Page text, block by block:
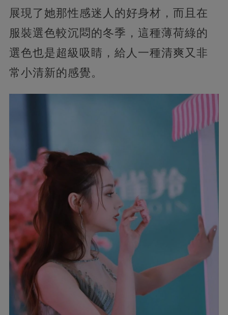
展現了她那性感迷人的好身材，而且在
服裝選色較沉悶的冬季，這種薄荷綠的
選色也是超級吸睛，給人一種清爽又非
常小清新的感覺。